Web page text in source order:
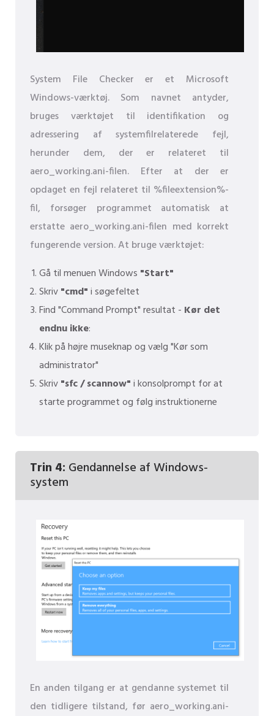
System File Checker er et Microsoft
Windows-værktøj. Som navnet antyder,
bruges værktøjet til identifikation og
adressering af systemfilrelaterede fejl,
herunder dem, der er relateret til
aero_working.ani-filen. Efter at der er
opdaget en fejl relateret til %fileextension%-
fil, forsøger programmet automatisk at
erstatte aero_working.ani-filen med korrekt
fungerende version. At bruge værktøjet:
Gå til menuen Windows "Start"
Skriv"cmd"i søgefeltet
Find "Command Prompt" resultat - Kør det
endnu ikke:
Klik på højre museknap og vælg "Kør som
administrator"
Skriv"sfc / scannow"i konsolprompt for at
starte programmet og følg instruktionerne
Trin 4: Gendannelse af Windows-
system
En anden tilgang er at gendanne systemet til
den tidligere tilstand, før aero_working.ani-